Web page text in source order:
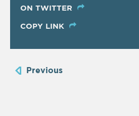
ON TWITTER
COPY LINK
Previous